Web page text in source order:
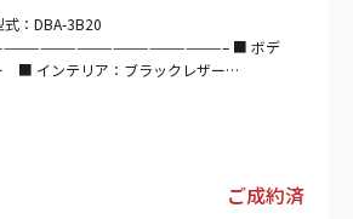
：DBA-3B20
■ ボデ
■ インテリア：ブラックレザー
プ：セダン ■ 駆動方式：2WD ■ ハンド
フロアMTモード付8AT ■排気量：
名 ■ エンジン種別：ガソリン ■ ドア
・ブラックレザーシート・パワーシート・シ
ご成約済